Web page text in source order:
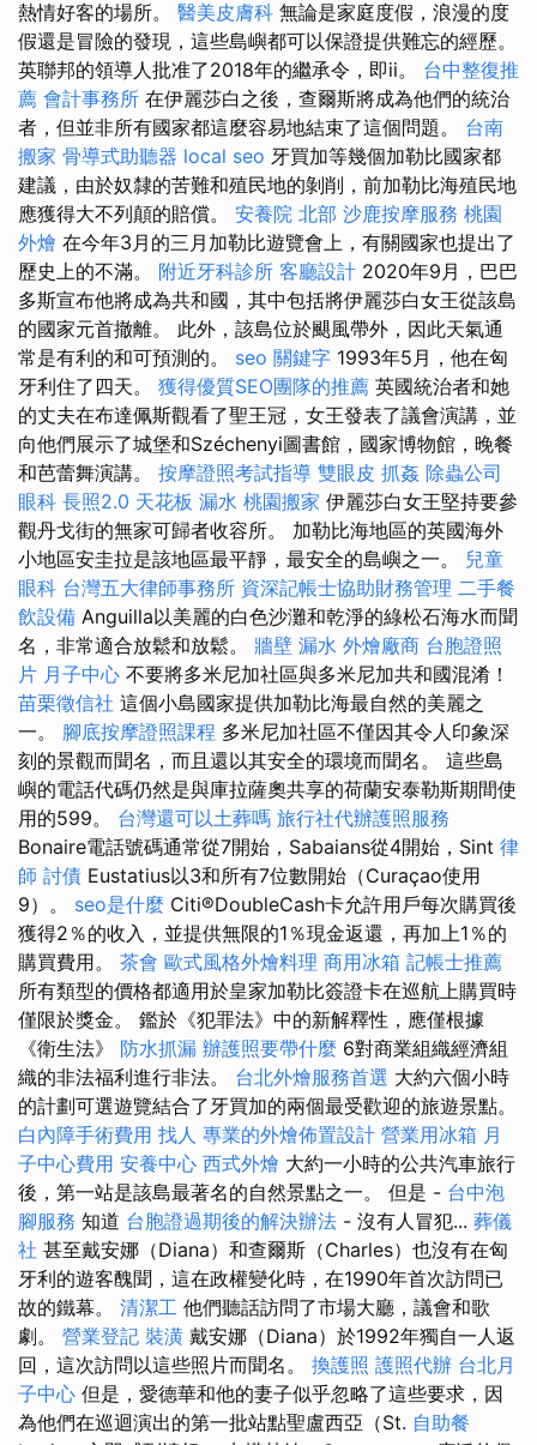
熱情好客的場所。 醫美皮膚科 無論是家庭度假，浪漫的度
假還是冒險的發現，這些島嶼都可以保證提供難忘的經歷。
英聯邦的領導人批准了2018年的繼承令，即ii。 台中整復推
薦 會計事務所 在伊麗莎白之後，查爾斯將成為他們的統治
者，但並非所有國家都這麼容易地結束了這個問題。 台南
搬家 骨導式助聽器 local seo 牙買加等幾個加勒比國家都
建議，由於奴隸的苦難和殖民地的剝削，前加勒比海殖民地
應獲得大不列顛的賠償。 安養院 北部 沙鹿按摩服務 桃園
外燴 在今年3月的三月加勒比遊覽會上，有關國家也提出了
歷史上的不滿。 附近牙科診所 客廳設計 2020年9月，巴巴
多斯宣布他將成為共和國，其中包括將伊麗莎白女王從該島
的國家元首撤離。 此外，該島位於颶風帶外，因此天氣通
常是有利的和可預測的。 seo 關鍵字 1993年5月，他在匈
牙利住了四天。 獲得優質SEO團隊的推薦 英國統治者和她
的丈夫在布達佩斯觀看了聖王冠，女王發表了議會演講，並
向他們展示了城堡和Széchenyi圖書館，國家博物館，晚餐
和芭蕾舞演講。 按摩證照考試指導 雙眼皮 抓姦 除蟲公司
眼科 長照2.0 天花板 漏水 桃園搬家 伊麗莎白女王堅持要參
觀丹戈街的無家可歸者收容所。 加勒比海地區的英國海外
小地區安圭拉是該地區最平靜，最安全的島嶼之一。 兒童
眼科 台灣五大律師事務所 資深記帳士協助財務管理 二手餐
飲設備 Anguilla以美麗的白色沙灘和乾淨的綠松石海水而聞
名，非常適合放鬆和放鬆。 牆壁 漏水 外燴廠商 台胞證照
片 月子中心 不要將多米尼加社區與多米尼加共和國混淆！
苗栗徵信社 這個小島國家提供加勒比海最自然的美麗之
一。 腳底按摩證照課程 多米尼加社區不僅因其令人印象深
刻的景觀而聞名，而且還以其安全的環境而聞名。 這些島
嶼的電話代碼仍然是與庫拉薩奧共享的荷蘭安泰勒斯期間使
用的599。 台灣還可以土葬嗎 旅行社代辦護照服務
Bonaire電話號碼通常從7開始，Sabaians從4開始，Sint 律
師 討債 Eustatius以3和所有7位數開始（Curaçao使用
9）。 seo是什麼 Citi®DoubleCash卡允許用戶每次購買後
獲得2％的收入，並提供無限的1％現金返還，再加上1％的
購買費用。 茶會 歐式風格外燴料理 商用冰箱 記帳士推薦
所有類型的價格都適用於皇家加勒比簽證卡在巡航上購買時
僅限於獎金。 鑑於《犯罪法》中的新解釋性，應僅根據
《衛生法》 防水抓漏 辦護照要帶什麼 6對商業組織經濟組
織的非法福利進行非法。 台北外燴服務首選 大約六個小時
的計劃可選遊覽結合了牙買加的兩個最受歡迎的旅遊景點。
白內障手術費用 找人 專業的外燴佈置設計 營業用冰箱 月
子中心費用 安養中心 西式外燴 大約一小時的公共汽車旅行
後，第一站是該島最著名的自然景點之一。 但是 - 台中泡
腳服務 知道 台胞證過期後的解決辦法 - 沒有人冒犯... 葬儀
社 甚至戴安娜（Diana）和查爾斯（Charles）也沒有在匈
牙利的遊客醜聞，這在政權變化時，在1990年首次訪問已
故的鐵幕。 清潔工 他們聽話訪問了市場大廳，議會和歌
劇。 營業登記 裝潢 戴安娜（Diana）於1992年獨自一人返
回，這次訪問以這些照片而聞名。 換護照 護照代辦 台北月
子中心 但是，愛德華和他的妻子似乎忽略了這些要求，因
為他們在巡迴演出的第一批站點聖盧西亞（St. 自助餐